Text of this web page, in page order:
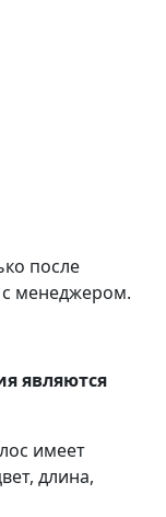
после
с менеджером.
являются
имеет
длина,